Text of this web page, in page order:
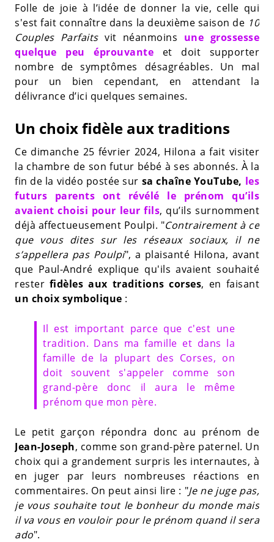
Folle de joie à l’idée de donner la vie, celle qui
s'est fait connaître dans la deuxième saison de 10
Couples Parfaitsvit néanmoins une grossesse
quelque peu éprouvante et doit supporter
nombre de symptômes désagréables. Un mal
pour un bien cependant, en attendant la
délivrance d’ici quelques semaines.
Un choix fidèle aux traditions
Ce dimanche 25 février 2024, Hilona a fait visiter
la chambre de son futur bébé à ses abonnés. À la
fin de la vidéo postée sur sa chaîne YouTube, les
futurs parents ont révélé le prénom qu’ils
avaient choisi pour leur fils, qu’ils surnomment
déjà affectueusement Poulpi. "Contrairement à ce
que vous dites sur les réseaux sociaux, il ne
s’appellera pas Poulpi", a plaisanté Hilona, avant
que Paul-André explique qu'ils avaient souhaité
rester fidèles aux traditions corses, en faisant
un choix symbolique :
Il est important parce que c'est une
tradition. Dans ma famille et dans la
famille de la plupart des Corses, on
doit souvent s'appeler comme son
grand-père donc il aura le même
prénom que mon père.
Le petit garçon répondra donc au prénom de
Jean-Joseph, comme son grand-père paternel. Un
choix qui a grandement surpris les internautes, à
en juger par leurs nombreuses réactions en
commentaires. On peut ainsi lire : "Je ne juge pas,
je vous souhaite tout le bonheur du monde mais
il va vous en vouloir pour le prénom quand il sera
ado".